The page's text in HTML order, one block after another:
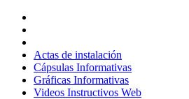
contenido
Actas de instalación
Cápsulas Informativas
Gráficas Informativas
Videos Instructivos Web